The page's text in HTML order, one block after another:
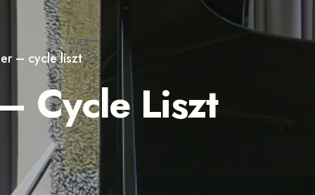
– cycle liszt
Cycle Liszt